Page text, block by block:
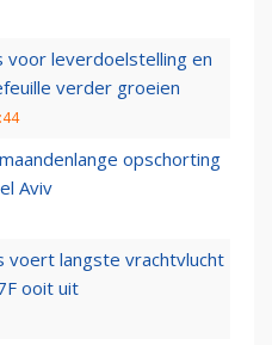
voor leverdoelstelling en
verder groeien
opschorting
Aviv
voert langste vrachtvlucht
ooit uit